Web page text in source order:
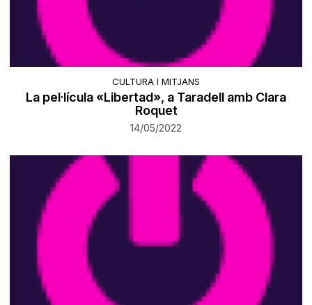
CULTURA I MITJANS
La pel·lícula «Libertad», a Taradell amb Clara
Roquet
14/05/2022